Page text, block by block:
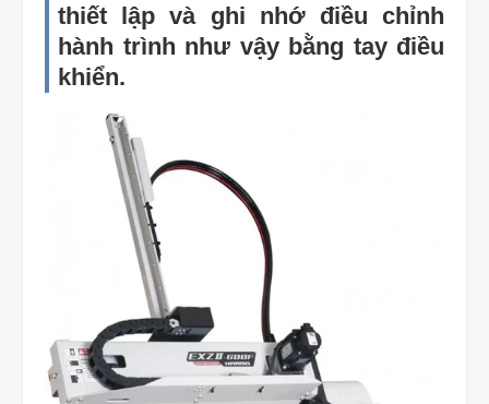
thiết lập và ghi nhớ điều chỉnh
hành trình như vậy bằng tay điều
khiển.